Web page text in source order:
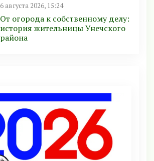
6 августа 2026, 15:24
От огорода к собственному делу:
история жительницы Унечского
района